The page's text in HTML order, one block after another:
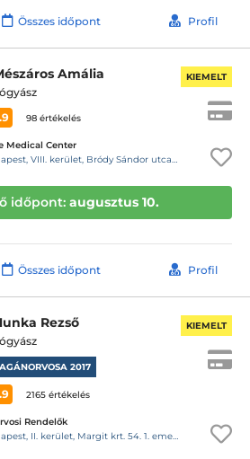
Összes időpont Profil
Amália
98 értékelés
Medical Center
VIII. kerület, Bródy Sándor utca 28. 1.lépcsőház, fsz. 2.
KIEMELT
időpont: augusztus 10.
Összes időpont Profil
Rezső
2017
2165 értékelés
Rendelők
II. kerület, Margit krt. 54. 1. emelet 1.
KIEMELT